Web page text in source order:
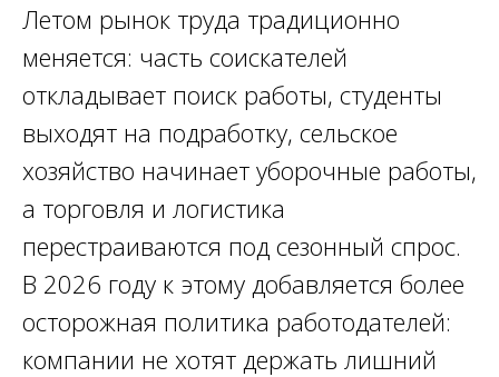
Летом рынок труда традиционно
меняется: часть соискателей
откладывает поиск работы, студенты
выходят на подработку, сельское
хозяйство начинает уборочные работы,
а торговля и логистика
перестраиваются под сезонный спрос.
В 2026 году к этому добавляется более
осторожная политика работодателей:
компании не хотят держать лишний